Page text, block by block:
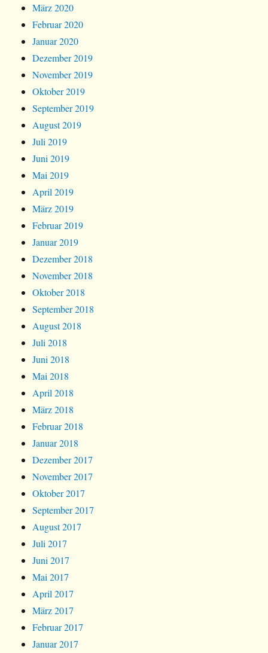
März 2020
Februar 2020
Januar 2020
Dezember 2019
November 2019
Oktober 2019
September 2019
August 2019
Juli 2019
Juni 2019
Mai 2019
April 2019
März 2019
Februar 2019
Januar 2019
Dezember 2018
November 2018
Oktober 2018
September 2018
August 2018
Juli 2018
Juni 2018
Mai 2018
April 2018
März 2018
Februar 2018
Januar 2018
Dezember 2017
November 2017
Oktober 2017
September 2017
August 2017
Juli 2017
Juni 2017
Mai 2017
April 2017
März 2017
Februar 2017
Januar 2017